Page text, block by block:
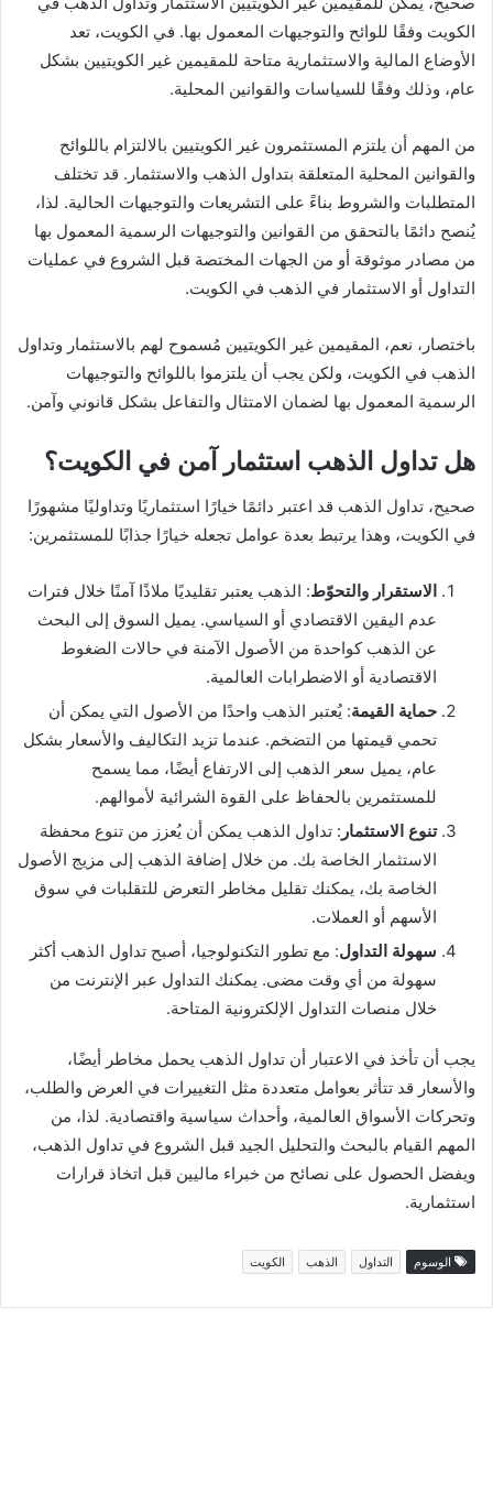
الكويت وفقًا للوائح والتوجيهات المعمول بها. في الكويت، تعد
الأوضاع المالية والاستثمارية متاحة للمقيمين غير الكويتيين بشكل
عام، وذلك وفقًا للسياسات والقوانين المحلية.
من المهم أن يلتزم المستثمرون غير الكويتيين بالالتزام باللوائح
والقوانين المحلية المتعلقة بتداول الذهب والاستثمار. قد تختلف
المتطلبات والشروط بناءً على التشريعات والتوجيهات الحالية. لذا،
يُنصح دائمًا بالتحقق من القوانين والتوجيهات الرسمية المعمول بها
من مصادر موثوقة أو من الجهات المختصة قبل الشروع في عمليات
التداول أو الاستثمار في الذهب في الكويت.
باختصار، نعم، المقيمين غير الكويتيين مُسموح لهم بالاستثمار وتداول
الذهب في الكويت، ولكن يجب أن يلتزموا باللوائح والتوجيهات
الرسمية المعمول بها لضمان الامتثال والتفاعل بشكل قانوني وآمن.
هل تداول الذهب استثمار آمن في الكويت؟
صحيح، تداول الذهب قد اعتبر دائمًا خيارًا استثماريًا وتداوليًا مشهورًا
في الكويت، وهذا يرتبط بعدة عوامل تجعله خيارًا جذابًا للمستثمرين:
الاستقرار والتحوّط: الذهب يعتبر تقليديًا ملاذًا آمنًا خلال فترات
عدم اليقين الاقتصادي أو السياسي. يميل السوق إلى البحث
عن الذهب كواحدة من الأصول الآمنة في حالات الضغوط
الاقتصادية أو الاضطرابات العالمية.
حماية القيمة: يُعتبر الذهب واحدًا من الأصول التي يمكن أن
تحمي قيمتها من التضخم. عندما تزيد التكاليف والأسعار بشكل
عام، يميل سعر الذهب إلى الارتفاع أيضًا، مما يسمح
للمستثمرين بالحفاظ على القوة الشرائية لأموالهم.
تنوع الاستثمار : تداول الذهب يمكن أن يُعزز من تنوع محفظة
الاستثمار الخاصة بك. من خلال إضافة الذهب إلى مزيج الأصول
الخاصة بك، يمكنك تقليل مخاطر التعرض للتقلبات في سوق
الأسهم أو العملات.
سهولة التداول: مع تطور التكنولوجيا، أصبح تداول الذهب أكثر
سهولة من أي وقت مضى. يمكنك التداول عبر الإنترنت من
خلال منصات التداول الإلكترونية المتاحة.
يجب أن تأخذ في الاعتبار أن تداول الذهب يحمل مخاطر أيضًا،
والأسعار قد تتأثر بعوامل متعددة مثل التغييرات في العرض والطلب،
وتحركات الأسواق العالمية، وأحداث سياسية واقتصادية. لذا، من
المهم القيام بالبحث والتحليل الجيد قبل الشروع في تداول الذهب،
ويفضل الحصول على نصائح من خبراء ماليين قبل اتخاذ قرارات
استثمارية.
الوسوم التداول الذهب الكويت